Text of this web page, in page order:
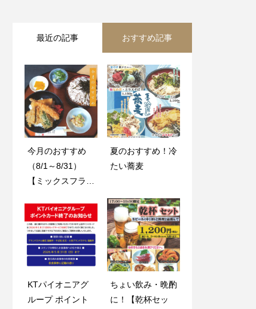
最近の記事 おすすめ記事
今月のおすすめ
（8/1～8/31）
【ミックスフライ
夏のおすすめ！冷
たい蕎麦
KTパイオニアグ
ループ ポイント
ちょい飲み・晩酌
に！【乾杯セッ
KTパイオニアグ
ループ ポイント
カード終了のお知
お持ち帰り（テイ
クアウト）メニュ
名寄市電子地域通
貨 Yoroca（ヨロ
メディア掲載 そ
ば処 紅花がテレ